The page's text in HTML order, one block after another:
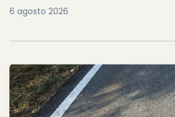
6 agosto 2026